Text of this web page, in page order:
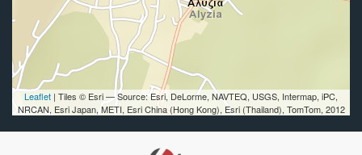
Leaflet | Tiles © Esri — Source: Esri, DeLorme, NAVTEQ, USGS, Intermap, iPC,
NRCAN, Esri Japan, METI, Esri China (Hong Kong), Esri (Thailand), TomTom, 2012